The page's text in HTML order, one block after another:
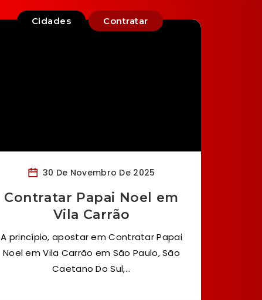
Cidades Contratar
30 De Novembro De 2025
Contratar Papai Noel em
Vila Carrão
A princípio, apostar em Contratar Papai
Noel em Vila Carrão em São Paulo, São
Caetano Do Sul,…